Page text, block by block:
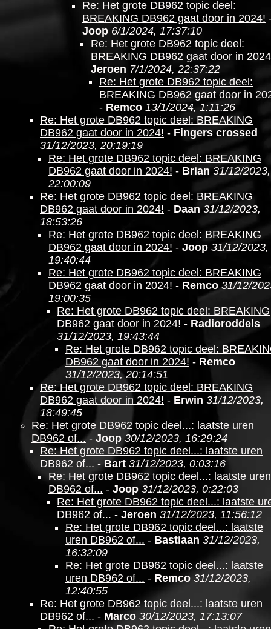
Re: Het grote DB962 topic deel:
BREAKING DB962 gaat door in 2024!
Joop 6/1/2024, 17:37:10
Re: Het grote DB962 topic deel:
BREAKING DB962 gaat door in
Jeroen 7/1/2024, 22:37:22
Re: Het grote DB962 topic deel:
BREAKING DB962 gaat door in
- Remco 13/1/2024, 1:11:26
Re: Het grote DB962 topic deel: BREAKING
DB962 gaat door in 2024! - Fingers crossed
31/12/2023, 20:19:19
Re: Het grote DB962 topic deel: BREAKING
DB962 gaat door in 2024! - Brian 31/12/2023,
22:00:09
Re: Het grote DB962 topic deel: BREAKING
DB962 gaat door in 2024! - Daan 31/12/2023,
18:53:26
Re: Het grote DB962 topic deel: BREAKING
DB962 gaat door in 2024! - Joop 31/12/2023,
19:40:44
Re: Het grote DB962 topic deel: BREAKING
DB962 gaat door in 2024! - Remco 31/12/
19:00:35
Re: Het grote DB962 topic deel: BREAKING
DB962 gaat door in 2024! - Radioroddels
31/12/2023, 19:43:44
Re: Het grote DB962 topic deel:
DB962 gaat door in 2024! - Remco
31/12/2023, 20:14:51
Re: Het grote DB962 topic deel: BREAKING
DB962 gaat door in 2024! - Erwin 31/12/2023,
18:49:45
Re: Het grote DB962 topic deel...: laatste uren
DB962 of...- Joop 30/12/2023, 16:29:24
Re: Het grote DB962 topic deel...: laatste uren
DB962 of... - Bart 31/12/2023, 0:03:16
Re: Het grote DB962 topic deel...: laatste uren
DB962 of... - Joop 31/12/2023, 0:22:03
Re: Het grote DB962 topic deel...: laatste
DB962 of... - Jeroen 31/12/2023, 11:56:12
Re: Het grote DB962 topic deel...: laatste
uren DB962 of... - Bastiaan 31/12/2023,
16:32:09
Re: Het grote DB962 topic deel...: laatste
uren DB962 of... - Remco 31/12/2023,
12:40:55
Re: Het grote DB962 topic deel...: laatste uren
DB962 of... - Marco 30/12/2023, 17:13:07